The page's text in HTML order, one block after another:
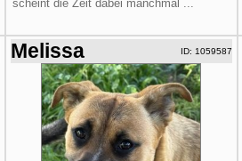
scheint die Zeit dabei manchmal ...
Melissa ID: 1059587